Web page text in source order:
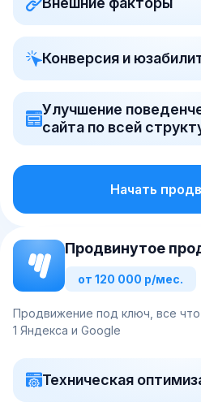
Конверсия и
Улучшение
сайта по всей
Начать
Продвинутое
от 120 000 р/мес.
Продвижение под ключ, все
1 Яндекса и Google
Техническая